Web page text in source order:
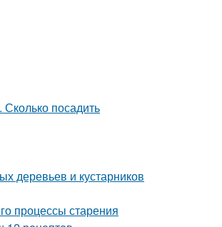
Сколько посадить
деревьев и кустарников
процессы старения